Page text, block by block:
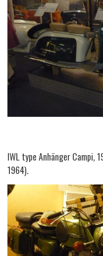
IWL type Anhänger Campi,
1964).